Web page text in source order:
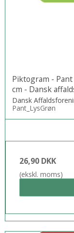
Piktogram -
cm - Dansk
Dansk
Pant_LysGrøn
26,90 DKK
(ekskl. moms)